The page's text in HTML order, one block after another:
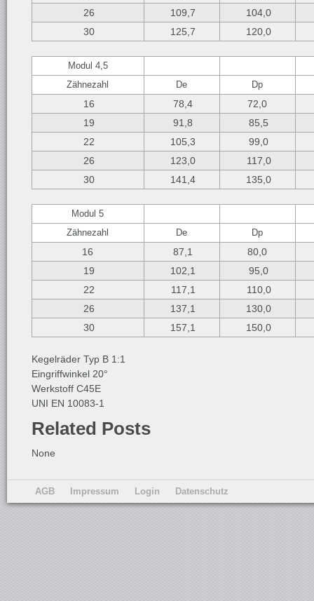
26
109,7
104,0
30
125,7 120,0
Modul 4,5
Zähnezahl
De Dp
16 78,4
72,0
19
91,8
85,5
22
105,3
99,0
26
123,0
117,0
30
141,4 135,0
Modul 5
Zähnezahl
De Dp
16 87,1
80,0
19
102,1
95,0
22
117,1
110,0
26
137,1
130,0
30
157,1 150,0
Kegelräder Typ B 1:1
Eingriffwinkel 20°
Werkstoff C45E
UNI EN 10083-1
Related Posts
None
AGB Impressum Login Datenschutz